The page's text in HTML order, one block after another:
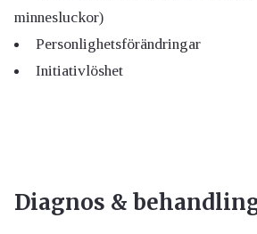
minnesluckor)
Personlighetsförändringar
Initiativlöshet
Diagnos &